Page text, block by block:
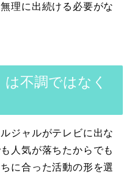
理に出続ける必要がな
は不調ではなく
ジャルがテレビに出な
人気が落ちたからでも
に合った活動の形を選